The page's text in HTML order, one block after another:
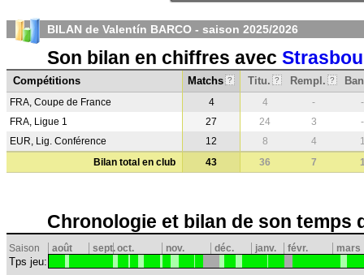
BILAN de Valentín BARCO - saison 2025/2026
Son bilan en chiffres avec
Compétitions Matchs ? Titu. ? Rempl. ?
FRA, Coupe de France 4 4 -
-
FRA, Ligue 1
27 24 3
-
EUR, Lig. Conférence
12 8 4
Bilan total en club
43 36 7
Chronologie et bilan de son temps
Saison août sept.oct. nov. déc. janv. févr. mars
Tps jeu: